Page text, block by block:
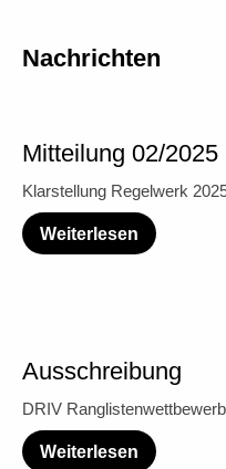
Nachrichten
Mitteilung 02/2025
Klarstellung Regelwerk
Weiterlesen
Ausschreibung
DRIV
Weiterlesen